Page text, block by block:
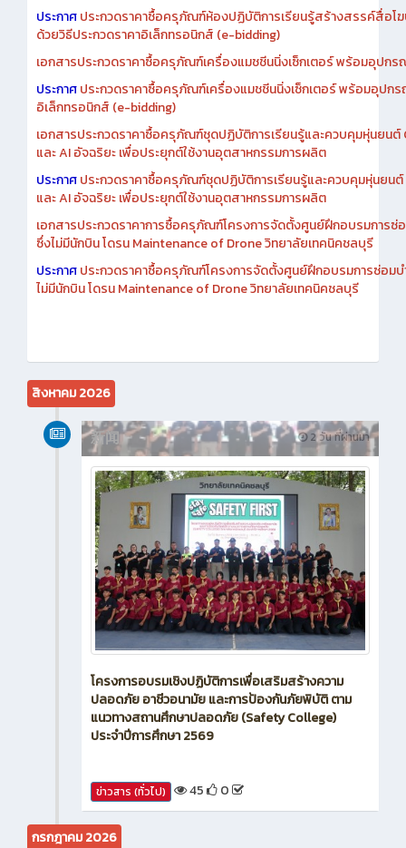
ประกาศประกวดราคาซื้อครุภัณฑ์ห้องปฏิบัติการเรียนรู้สร้างสรรค์สื่อโ
ด้วยวิธีประกวดราคาอิเล็กทรอนิกส์ (e-bidding)
เอกสารประกวดราคาซื้อครุภัณฑ์เครื่องแมชชีนนิ่งเซ็กเตอร์ พร้อมอุปก
ประกาศประกวดราคาซื้อครุภัณฑ์เครื่องแมชชีนนิ่งเซ็กเตอร์ พร้อมอุปก
อิเล็กทรอนิกส์ (e-bidding)
เอกสารประกวดราคาซื้อครุภัณฑ์ชุดปฏิบัติการเรียนรู้และควบคุมหุ่นยน
และ AI อัจฉริยะ เพื่อประยุกต์ใช้งานอุตสาหกรรมการผลิต
ประกาศประกวดราคาซื้อครุภัณฑ์ชุดปฏิบัติการเรียนรู้และควบคุมหุ่นยน
และ AI อัจฉริยะ เพื่อประยุกต์ใช้งานอุตสาหกรรมการผลิต
เอกสารประกวดราคาการซื้อครุภัณฑ์โครงการจัดตั้งศูนย์ฝึกอบรมการซ่
ซึ่งไม่มีนักบิน โดรน Maintenance of Drone วิทยาลัยเทคนิคชลบุรี
ประกาศประกวดราคาซื้อครุภัณฑ์โครงการจัดตั้งศูนย์ฝึกอบรมการซ่อมบ
ไม่มีนักบิน โดรน Maintenance of Drone วิทยาลัยเทคนิคชลบุรี
สิงหาคม 2026
2 วัน ที่ผ่านมา
新闻
โครงการอบรมเชิงปฏิบัติการเพื่อเสริมสร้างความ
ปลอดภัย อาชีวอนามัย และการป้องกันภัยพิบัติ ตาม
แนวทางสถานศึกษาปลอดภัย (Safety College)
ประจำปีการศึกษา 2569
ข่าวสาร (ทั่วไป) 45 0
กรกฎาคม 2026